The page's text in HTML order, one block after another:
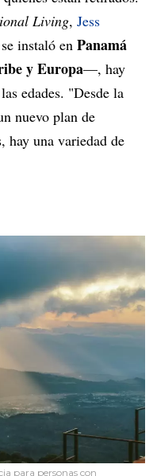
Living, Jess
instaló en Panamá
y Europa—, hay
edades. "Desde la
nuevo plan de
hay una variedad de
para personas con